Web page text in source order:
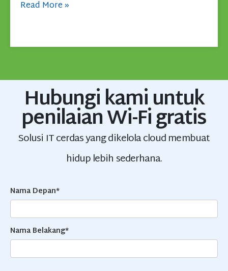
Read More»
Hubungi kami untuk
penilaian Wi-Fi gratis
Solusi IT cerdas yang dikelola cloud membuat
hidup lebih sederhana.
Nama Depan*
Nama Belakang*